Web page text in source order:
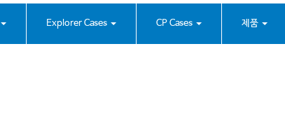
Explorer Cases CP Cases 제품